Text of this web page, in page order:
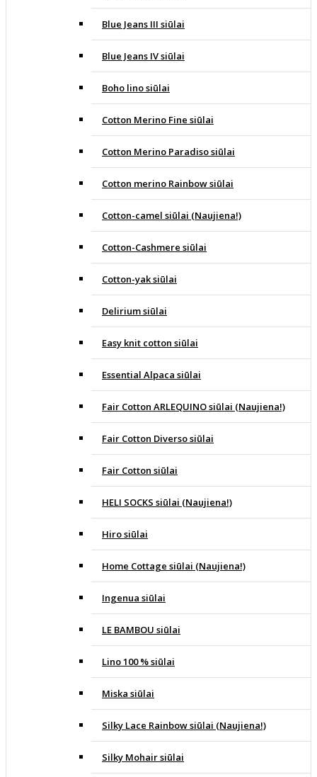
Blue Jeans III siūlai
Blue Jeans IV siūlai
Boho lino siūlai
Cotton Merino Fine siūlai
Cotton Merino Paradiso siūlai
Cotton merino Rainbow siūlai
Cotton-camel siūlai (Naujiena!)
Cotton-Cashmere siūlai
Cotton-yak siūlai
Delirium siūlai
Easy knit cotton siūlai
Essential Alpaca siūlai
Fair Cotton ARLEQUINO siūlai (Naujiena!)
Fair Cotton Diverso siūlai
Fair Cotton siūlai
HELI SOCKS siūlai (Naujiena!)
Hiro siūlai
Home Cottage siūlai (Naujiena!)
Ingenua siūlai
LE BAMBOU siūlai
Lino 100 % siūlai
Miska siūlai
Silky Lace Rainbow siūlai (Naujiena!)
Silky Mohair siūlai